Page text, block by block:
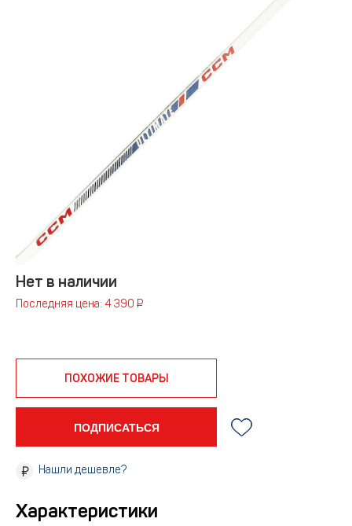
Нет в наличии
Последняя цена: 4 390 ₽
ПОХОЖИЕ ТОВАРЫ
ПОДПИСАТЬСЯ
Нашли дешевле?
Характеристики